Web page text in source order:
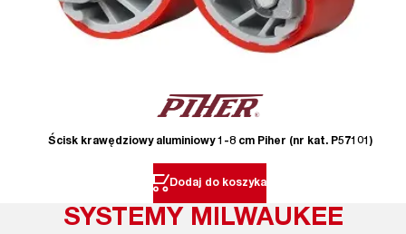
Ścisk krawędziowy aluminiowy 1-8 cm Piher (nr kat. P57101)
Dodaj do koszyka
SYSTEMY MILWAUKEE